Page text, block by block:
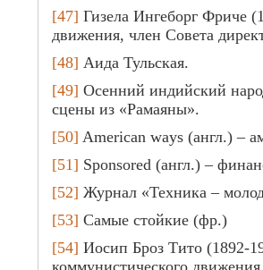
[47] Гизела Ингеборг Фриче
движения, член Совета
[48] Аида Тульская.
[49] Осенний индийский
сцены из «Рамаяны».
[50] American ways (англ.) –
[51] Sponsored (англ.) –
[52] Журнал «Техника –
[53] Самые стойкие (фр.)
[54] Иосип Броз Тито (1892-